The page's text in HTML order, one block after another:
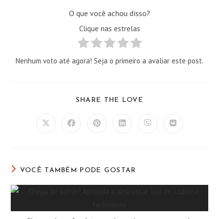
O que você achou disso?
Clique nas estrelas
Nenhum voto até agora! Seja o primeiro a avaliar este post.
SHARE THE LOVE
Abre Abre Abre Abre Abre Abre
VOCÊ TAMBÉM PODE GOSTAR